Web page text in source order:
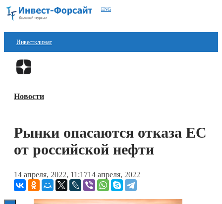
ENG
Инвестклимат
Финансы
Блокчейн
Книги
Новости
Рынки опасаются отказа ЕС
от российской нефти
14 апреля, 2022, 11:1714 апреля, 2022